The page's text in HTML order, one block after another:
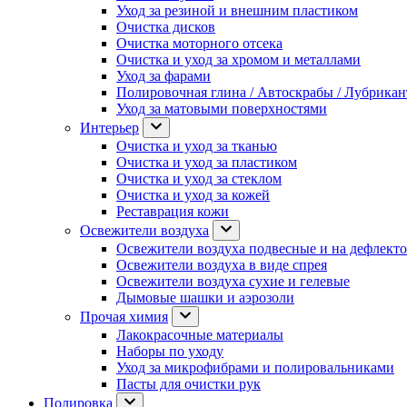
Уход за резиной и внешним пластиком
Очистка дисков
Очистка моторного отсека
Очистка и уход за хромом и металлами
Уход за фарами
Полировочная глина / Автоскрабы /
Уход за матовыми поверхностями
Интерьер
Очистка и уход за тканью
Очистка и уход за пластиком
Очистка и уход за стеклом
Очистка и уход за кожей
Реставрация кожи
Освежители воздуха
Освежители воздуха подвесные и на
Освежители воздуха в виде спрея
Освежители воздуха сухие и гелевые
Дымовые шашки и аэрозоли
Прочая химия
Лакокрасочные материалы
Наборы по уходу
Уход за микрофибрами и полировальниками
Пасты для очистки рук
Полировка